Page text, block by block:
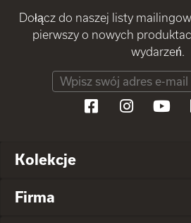
Dołącz do naszej listy
pierwszy o nowych
wydarzeń.
Kolekcje
Firma